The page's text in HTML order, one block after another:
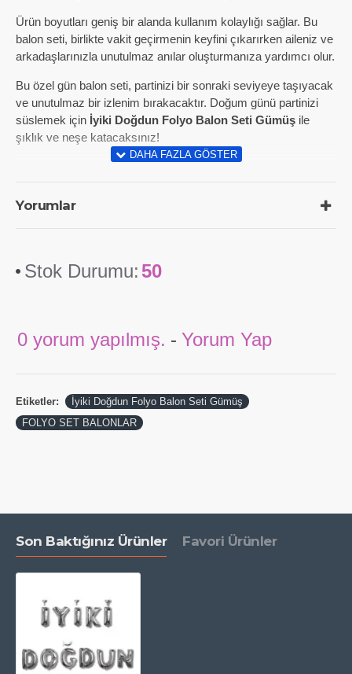
Ürün boyutları geniş bir alanda kullanım kolaylığı sağlar. Bu
balon seti, birlikte vakit geçirmenin keyfini çıkarırken aileniz ve
arkadaşlarınızla unutulmaz anılar oluşturmanıza yardımcı olur.
Bu özel gün balon seti, partinizi bir sonraki seviyeye taşıyacak
ve unutulmaz bir izlenim bırakacaktır. Doğum günü partinizi
süslemek için İyiki Doğdun Folyo Balon Seti Gümüş ile
şıklık ve neşe katacaksınız!
Yorumlar
Stok Durumu: 50
0 yorum yapılmış. - Yorum Yap
Etiketler:
İyiki Doğdun Folyo Balon Seti Gümüş
FOLYO SET BALONLAR
Son Baktığınız Ürünler Favori Ürünler